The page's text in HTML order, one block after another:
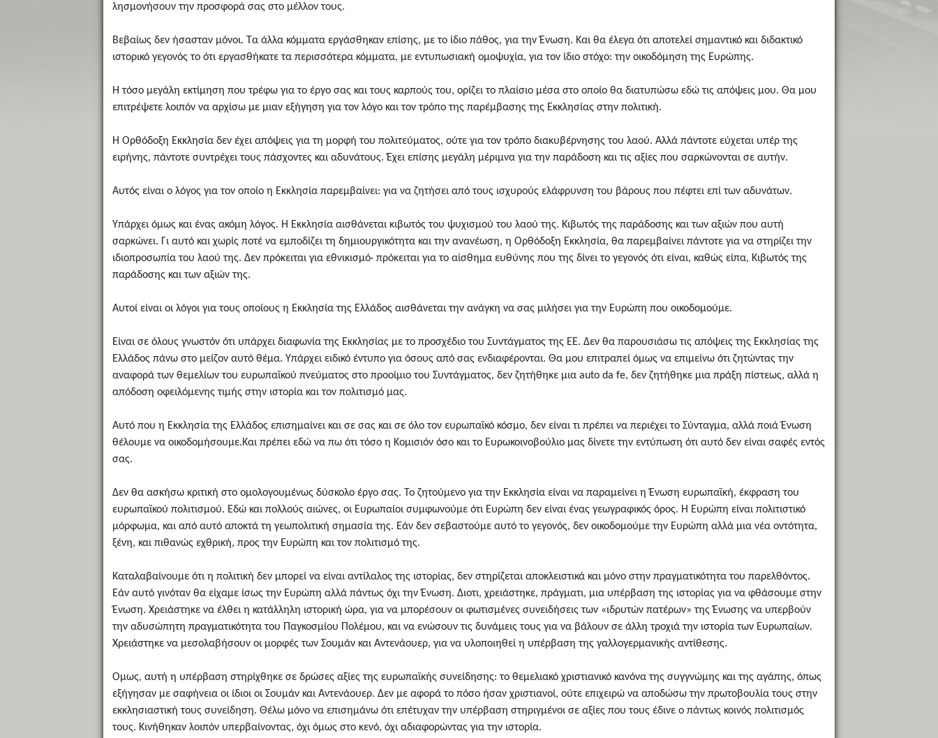
λησμονήσουν την προσφορά σας στο μέλλον τους.
Βεβαίως δεν ήσασταν μόνοι. Τα άλλα κόμματα εργάσθηκαν επίσης, με το ίδιο πάθος, για την Ένωση. Και θα έλεγα ότι αποτελεί σημαντικό και διδακτικό
ιστορικό γεγονός το ότι εργασθήκατε τα περισσότερα κόμματα, με εντυπωσιακή ομοψυχία, για τον ίδιο στόχο: την οικοδόμηση της Ευρώπης.
Η τόσο μεγάλη εκτίμηση που τρέφω για το έργο σας και τους καρπούς του, ορίζει το πλαίσιο μέσα στο οποίο θα διατυπώσω εδώ τις απόψεις μου. Θα μου
επιτρέψετε λοιπόν να αρχίσω με μιαν εξήγηση για τον λόγο και τον τρόπο της παρέμβασης της Εκκλησίας στην πολιτική.
Η Ορθόδοξη Εκκλησία δεν έχει απόψεις για τη μορφή του πολιτεύματος, ούτε για τον τρόπο διακυβέρνησης του λαού. Αλλά πάντοτε εύχεται υπέρ της
ειρήνης, πάντοτε συντρέχει τους πάσχοντες και αδυνάτους. Έχει επίσης μεγάλη μέριμνα για την παράδοση και τις αξίες που σαρκώνονται σε αυτήν.
Αυτός είναι ο λόγος για τον οποίο η Εκκλησία παρεμβαίνει: για να ζητήσει από τους ισχυρούς ελάφρυνση του βάρους που πέφτει επί των αδυνάτων.
Υπάρχει όμως και ένας ακόμη λόγος. Η Εκκλησία αισθάνεται κιβωτός του ψυχισμού του λαού της. Κιβωτός της παράδοσης και των αξιών που αυτή
σαρκώνει. Γι αυτό και χωρίς ποτέ να εμποδίζει τη δημιουργικότητα και την ανανέωση, η Ορθόδοξη Εκκλησία, θα παρεμβαίνει πάντοτε για να στηρίζει την
ιδιοπροσωπία του λαού της. Δεν πρόκειται για εθνικισμό· πρόκειται για το αίσθημα ευθύνης που της δίνει το γεγονός ότι είναι, καθώς είπα, Κιβωτός της
παράδοσης και των αξιών της.
Αυτοί είναι οι λόγοι για τους οποίους η Εκκλησία της Ελλάδος αισθάνεται την ανάγκη να σας μιλήσει για την Ευρώπη που οικοδομούμε.
Είναι σε όλους γνωστόν ότι υπάρχει διαφωνία της Εκκλησίας με το προσχέδιο του Συντάγματος της ΕΕ. Δεν θα παρουσιάσω τις απόψεις της Εκκλησίας της
Ελλάδος πάνω στο μείζον αυτό θέμα. Υπάρχει ειδικό έντυπο για όσους από σας ενδιαφέρονται. Θα μου επιτραπεί όμως να επιμείνω ότι ζητώντας την
αναφορά των θεμελίων του ευρωπαϊκού πνεύματος στο προοίμιο του Συντάγματος, δεν ζητήθηκε μια auto da fe, δεν ζητήθηκε μια πράξη πίστεως, αλλά η
απόδοση οφειλόμενης τιμής στην ιστορία και τον πολιτισμό μας.
Αυτό που η Εκκλησία της Ελλάδος επισημαίνει και σε σας και σε όλο τον ευρωπαϊκό κόσμο, δεν είναι τι πρέπει να περιέχει το Σύνταγμα, αλλά ποιά Ένωση
θέλουμε να οικοδομήσουμε.Και πρέπει εδώ να πω ότι τόσο η Κομισιόν όσο και το Ευρωκοινοβούλιο μας δίνετε την εντύπωση ότι αυτό δεν είναι σαφές εντός
σας.
Δεν θα ασκήσω κριτική στο ομολογουμένως δύσκολο έργο σας. Το ζητούμενο για την Εκκλησία είναι να παραμείνει η Ένωση ευρωπαϊκή, έκφραση του
ευρωπαϊκού πολιτισμού. Εδώ και πολλούς αιώνες, οι Ευρωπαίοι συμφωνούμε ότι Ευρώπη δεν είναι ένας γεωγραφικός όρος. Η Ευρώπη είναι πολιτιστικό
μόρφωμα, και από αυτό αποκτά τη γεωπολιτική σημασία της. Εάν δεν σεβαστούμε αυτό το γεγονός, δεν οικοδομούμε την Ευρώπη αλλά μια νέα οντότητα,
ξένη, και πιθανώς εχθρική, προς την Ευρώπη και τον πολιτισμό της.
Καταλαβαίνουμε ότι η πολιτική δεν μπορεί να είναι αντίλαλος της ιστορίας, δεν στηρίζεται αποκλειστικά και μόνο στην πραγματικότητα του παρελθόντος.
Εάν αυτό γινόταν θα είχαμε ίσως την Ευρώπη αλλά πάντως όχι την Ένωση. Διοτι, χρειάστηκε, πράγματι, μια υπέρβαση της ιστορίας για να φθάσουμε στην
Ένωση. Χρειάστηκε να έλθει η κατάλληλη ιστορική ώρα, για να μπορέσουν οι φωτισμένες συνειδήσεις των «ιδρυτών πατέρων» της Ένωσης να υπερβούν
την αδυσώπητη πραγματικότητα του Παγκοσμίου Πολέμου, και να ενώσουν τις δυνάμεις τους για να βάλουν σε άλλη τροχιά την ιστορία των Ευρωπαίων.
Χρειάστηκε να μεσολαβήσουν οι μορφές των Σουμάν και Αντενάουερ, για να υλοποιηθεί η υπέρβαση της γαλλογερμανικής αντίθεσης.
Ομως, αυτή η υπέρβαση στηρίχθηκε σε δρώσες αξίες της ευρωπαϊκής συνείδησης: το θεμελιακό χριστιανικό κανόνα της συγγνώμης και της αγάπης, όπως
εξήγησαν με σαφήνεια οι ίδιοι οι Σουμάν και Αντενάουερ. Δεν με αφορά το πόσο ήσαν χριστιανοί, ούτε επιχειρώ να αποδώσω την πρωτοβουλία τους στην
εκκλησιαστική τους συνείδηση. Θέλω μόνο να επισημάνω ότι επέτυχαν την υπέρβαση στηριγμένοι σε αξίες που τους έδινε ο πάντως κοινός πολιτισμός
τους. Κινήθηκαν λοιπόν υπερβαίνοντας, όχι όμως στο κενό, όχι αδιαφορώντας για την ιστορία.